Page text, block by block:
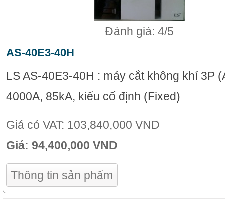
Đánh giá: 4/5
AS-40E3-40H
LS AS-40E3-40H : máy cắt không khí 3P
4000A, 85kA, kiểu cố định (Fixed)
Giá có VAT: 103,840,000 VND
Giá: 94,400,000 VND
Thông tin sản phẩm